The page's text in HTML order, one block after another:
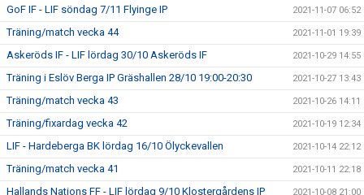
GoF IF - LIF söndag 7/11 Flyinge IP 2021-11-07 06:52
Träning/match vecka 44 2021-11-01 19:39
Askeröds IF - LIF lördag 30/10 Askeröds IF 2021-10-29 14:55
Träning i Eslöv Berga IP Gräshallen 28/10 19:00-20:30 2021-10-27 13:43
Träning/match vecka 43 2021-10-26 14:11
Träning/fixardag vecka 42 2021-10-19 12:34
LIF - Hardeberga BK lördag 16/10 Ölyckevallen 2021-10-14 22:12
Träning/match vecka 41 2021-10-11 22:18
Hallands Nations FF - LIF lördag 9/10 Klostergårdens IP 2021-10-08 21:00